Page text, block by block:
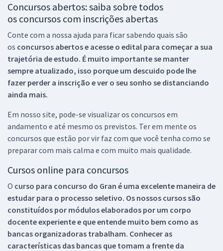
Concursos abertos: saiba sobre todos
os concursos com inscrições abertas
Conte com a nossa ajuda para ficar sabendo quais são
os concursos abertos e acesse o edital para começar a sua
trajetória de estudo. É muito importante se manter
sempre atualizado, isso porque um descuido pode lhe
fazer perder a inscrição e ver o seu sonho se distanciando
ainda mais.
Em nosso site, pode-se visualizar os concursos em
andamento e até mesmo os previstos. Ter em mente os
concursos que estão por vir faz com que você tenha como se
preparar com mais calma e com muito mais qualidade.
Cursos online para concursos
O curso para concurso do Gran é uma excelente maneira de
estudar para o processo seletivo. Os nossos cursos são
constituídos por módulos elaborados por um corpo
docente experiente e que entende muito bem como as
bancas organizadoras trabalham. Conhecer as
características das bancas que tomam a frente da